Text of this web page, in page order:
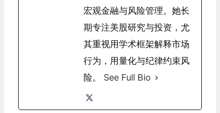
宏观金融与风险管理。她长
期专注美股研究与投资，尤
其重视用学术框架解释市场
行为，用量化与纪律约束风
险。 See Full Bio